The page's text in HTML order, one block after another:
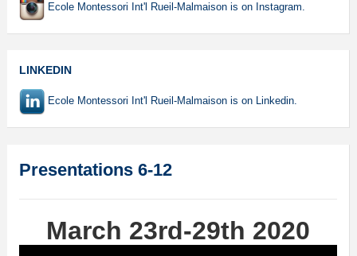
Ecole Montessori Int'l Rueil-Malmaison is on Instagram.
LINKEDIN
Ecole Montessori Int'l Rueil-Malmaison is on Linkedin.
Presentations 6-12
March 23rd-29th 2020